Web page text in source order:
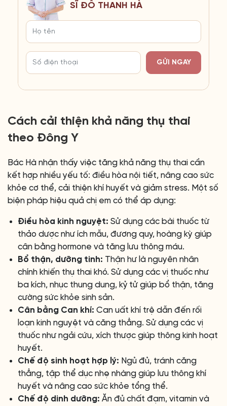
SĨ ĐỖ THANH HÀ
GỬI NGAY
Cách cải thiện khả năng thụ thai
theo Đông Y
Bác Hà nhận thấy việc tăng khả năng thụ thai cần
kết hợp nhiều yếu tố: điều hòa nội tiết, nâng cao sức
khỏe cơ thể, cải thiện khí huyết và giảm stress. Một số
biện pháp hiệu quả chị em có thể áp dụng:
Điều hòa kinh nguyệt: Sử dụng các bài thuốc từ
thảo dược như ích mẫu, đương quy, hoàng kỳ giúp
cân bằng hormone và tăng lưu thông máu.
Bổ thận, dưỡng tinh: Thận hư là nguyên nhân
chính khiến thụ thai khó. Sử dụng các vị thuốc như
ba kích, nhục thung dung, kỷ tử giúp bổ thận, tăng
cường sức khỏe sinh sản.
Cân bằng Can khí: Can uất khí trệ dẫn đến rối
loạn kinh nguyệt và căng thẳng. Sử dụng các vị
thuốc như ngải cứu, xích thược giúp thông kinh hoạt
huyết.
Chế độ sinh hoạt hợp lý: Ngủ đủ, tránh căng
thẳng, tập thể dục nhẹ nhàng giúp lưu thông khí
huyết và nâng cao sức khỏe tổng thể.
Chế độ dinh dưỡng: Ăn đủ chất đạm, vitamin và